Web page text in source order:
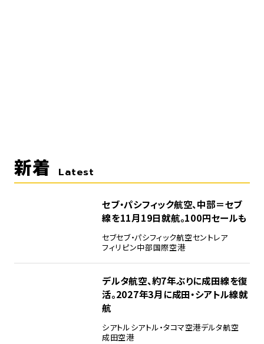
新着 Latest
セブ・パシフィック航空、中部＝セブ
線を11月19日就航。100円セールも
セブセブ・パシフィック航空セントレア
フィリピン中部国際空港
デルタ航空、約7年ぶりに成田線を復
活。2027年3月に成田・シアトル線就
航
シアトルシアトル・タコマ空港デルタ航空
成田空港